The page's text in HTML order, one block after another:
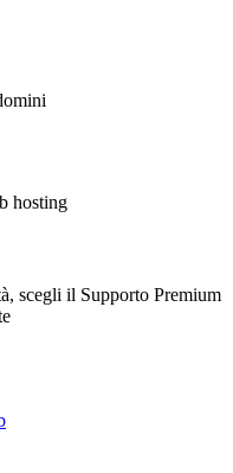
hosting
scegli il Supporto Premium